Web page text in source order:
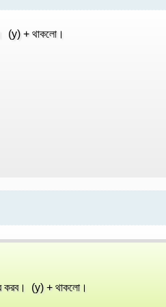
(y) + থাকলো।
করব। (y) + থাকলো।